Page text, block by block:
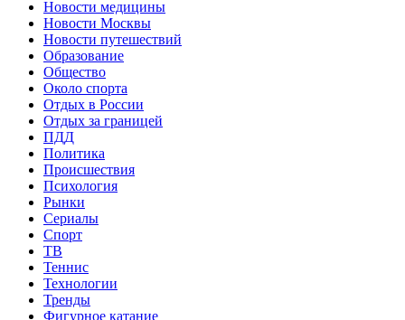
Новости медицины
Новости Москвы
Новости путешествий
Образование
Общество
Около спорта
Отдых в России
Отдых за границей
ПДД
Политика
Происшествия
Психология
Рынки
Сериалы
Спорт
ТВ
Теннис
Технологии
Тренды
Фигурное катание